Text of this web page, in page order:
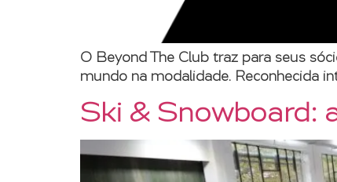
O Beyond The Club traz para seus
mundo na modalidade. Reconhecida
Ski & Snowboard: